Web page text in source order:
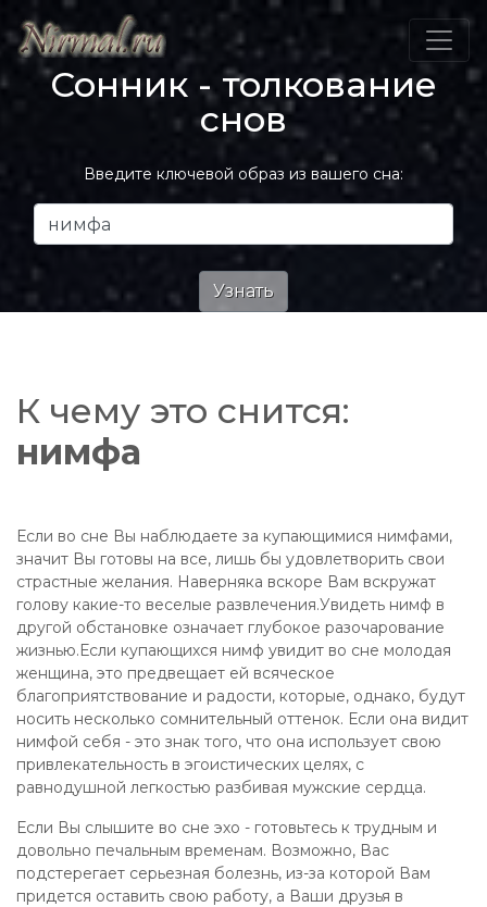
Сонник - толкование
снов
Введите ключевой образ из вашего сна:
К чему это снится:
нимфа
Если во сне Вы наблюдаете за купающимися нимфами,
значит Вы готовы на все, лишь бы удовлетворить свои
страстные желания. Наверняка вскоре Вам вскружат
голову какие-то веселые развлечения.Увидеть нимф в
другой обстановке означает глубокое разочарование
жизнью.Если купающихся нимф увидит во сне молодая
женщина, это предвещает ей всяческое
благоприятствование и радости, которые, однако, будут
носить несколько сомнительный оттенок. Если она видит
нимфой себя - это знак того, что она использует свою
привлекательность в эгоистических целях, с
равнодушной легкостью разбивая мужские сердца.
Если Вы слышите во сне эхо - готовьтесь к трудным и
довольно печальным временам. Возможно, Вас
подстерегает серьезная болезнь, из-за которой Вам
придется оставить свою работу, а Ваши друзья в